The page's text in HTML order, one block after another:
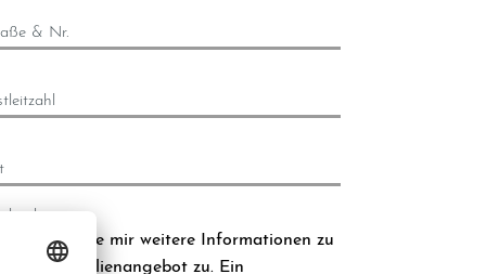
& Nr.